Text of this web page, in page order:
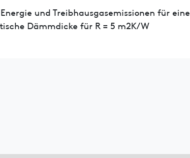
und Treibhausgasemissionen für eine
Dämmdicke für R = 5 m2K/W